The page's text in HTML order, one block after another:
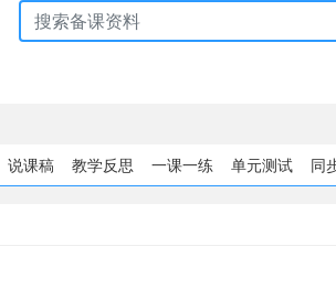
说课稿 教学反思 一课一练 单元测试 同